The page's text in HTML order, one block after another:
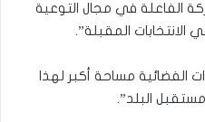
الفاعلة في مجال التوعية
الانتخابات المقبلة”.
الفضائية مساحة أكبر لهذا
البلد”.